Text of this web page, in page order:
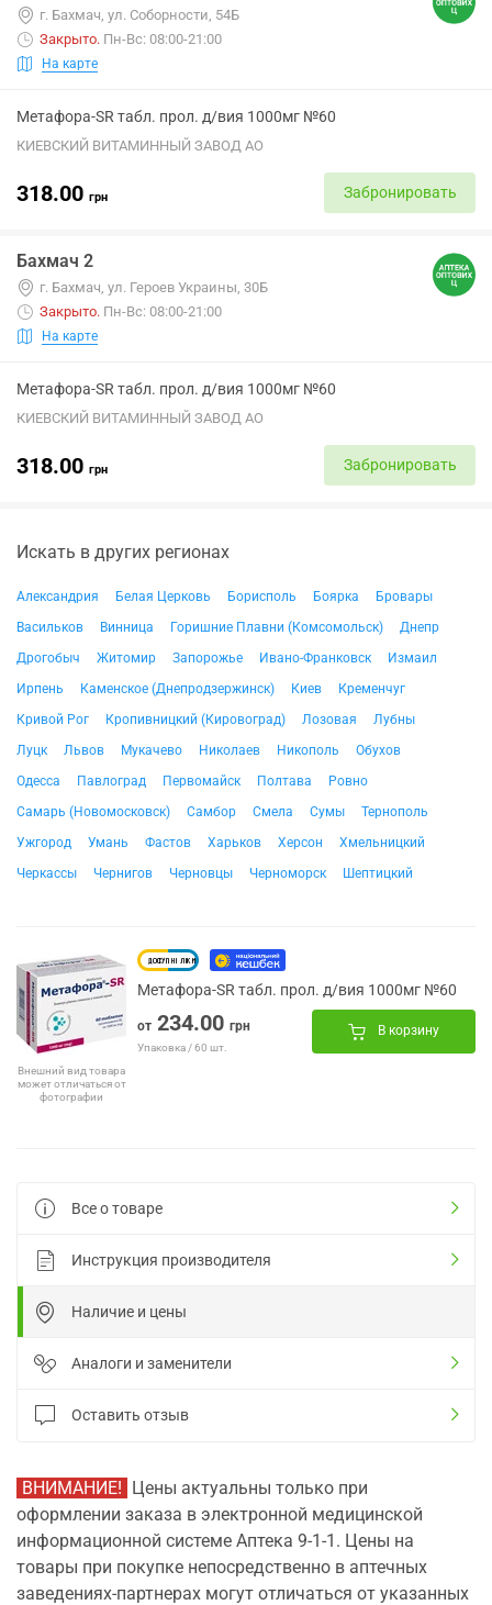
г. Бахмач, ул. Соборности, 54Б
Закрыто. Пн-Вс: 08:00-21:00
На карте
Метафора-SR табл. прол. д/вия 1000мг №60
КИЕВСКИЙ ВИТАМИННЫЙ ЗАВОД АО
318.00 грн Забронировать
Бахмач 2
г. Бахмач, ул. Героев Украины, 30Б
Закрыто. Пн-Вс: 08:00-21:00
На карте
Метафора-SR табл. прол. д/вия 1000мг №60
КИЕВСКИЙ ВИТАМИННЫЙ ЗАВОД АО
318.00 грн Забронировать
Искать в других регионах
Александрия Белая Церковь Борисполь Боярка
Бровары
Васильков
Винница Горишние Плавни (Комсомольск)
Днепр
Дрогобыч
Житомир Запорожье Ивано-Франковск
Измаил
Ирпень
Каменское (Днепродзержинск) Киев
Кременчуг
Кривой Рог
Кропивницкий (Кировоград) Лозовая
Лубны
Луцк
Львов Мукачево Николаев Никополь
Обухов
Одесса
Павлоград Первомайск Полтава
Ровно
Самарь (Новомосковск)
Самбор Смела Сумы
Тернополь
Ужгород
Умань Фастов Харьков Херсон
Хмельницкий
Черкассы
Чернигов Черновцы Черноморск Шептицкий
Внешний вид товара
может отличаться от
фотографии
Метафора-SR табл. прол. д/вия 1000мг №60
от 234.00 грн
Упаковка / 60 шт.
В корзину
Все о товаре
Инструкция производителя
Наличие и цены
Аналоги и заменители
Оставить отзыв
ВНИМАНИЕ! Цены актуальны только при
оформлении заказа в электронной медицинской
информационной системе Аптека 9-1-1. Цены на
товары при покупке непосредственно в аптечных
заведениях-партнерах могут отличаться от указанных